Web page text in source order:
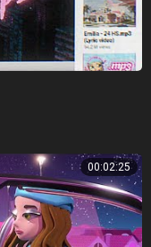
00:02:25